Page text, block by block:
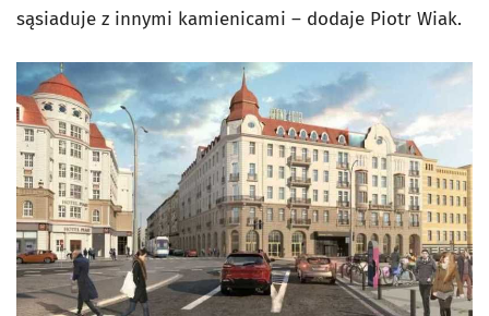
sąsiaduje z innymi kamienicami – dodaje Piotr Wiak.